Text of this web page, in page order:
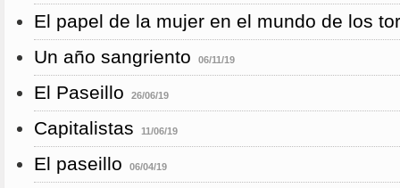
El papel de la mujer en el mundo de los
Un año sangriento
06/11/19
El Paseillo 26/06/19
Capitalistas 11/06/19
El paseillo 06/04/19